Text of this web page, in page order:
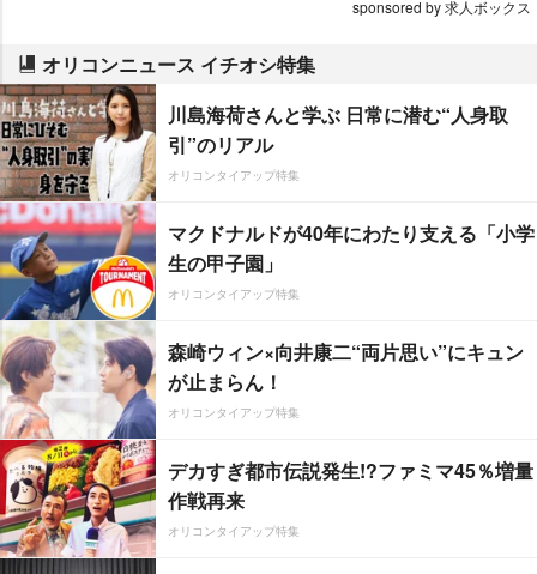
sponsored by 求人ボックス
オリコンニュース イチオシ特集
川島海荷さんと学ぶ 日常に潜む“人身取
引”のリアル
オリコンタイアップ特集
マクドナルドが40年にわたり支える「小学
生の甲子園」
オリコンタイアップ特集
森崎ウィン×向井康二“両片思い”にキュン
が止まらん！
オリコンタイアップ特集
デカすぎ都市伝説発生!?ファミマ45％増量
作戦再来
オリコンタイアップ特集